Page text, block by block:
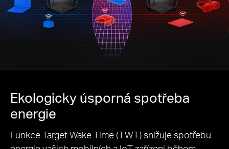
Ekologicky úsporná spotřeba
energie
Funkce Target Wake Time (TWT) snižuje spotřebu